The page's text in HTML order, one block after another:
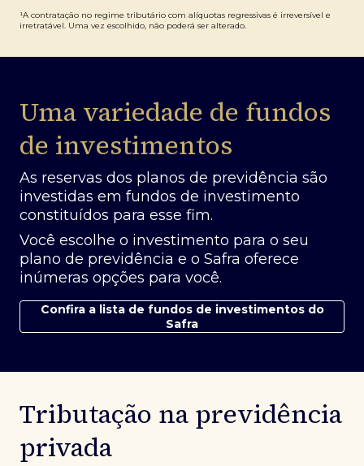
¹A contratação no regime tributário com alíquotas regressivas é irreversível e
irretratável. Uma vez escolhido, não poderá ser alterado.
Uma variedade de fundos
de investimentos
As reservas dos planos de previdência são
investidas em fundos de investimento
constituídos para esse fim.
Você escolhe o investimento para o seu
plano de previdência e o Safra oferece
inúmeras opções para você.
Confira a lista de fundos de investimentos do
Safra
Tributação na previdência
privada